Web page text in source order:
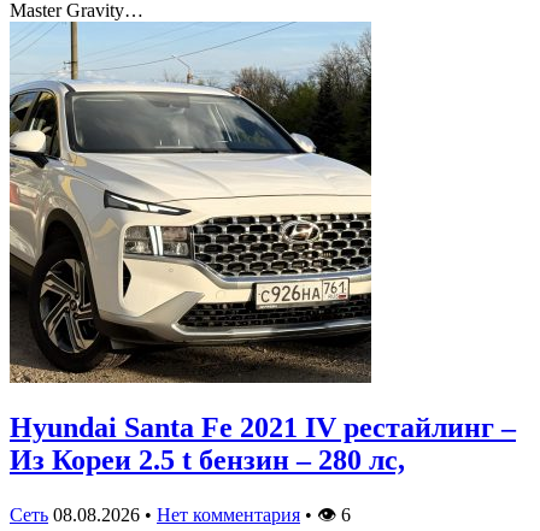
Master Gravity…
Hyundai Santa Fe 2021 IV рестайлинг –
Из Кореи 2.5 t бензин – 280 лс,
Сеть 08.08.2026 • Нет комментария • 👁 6